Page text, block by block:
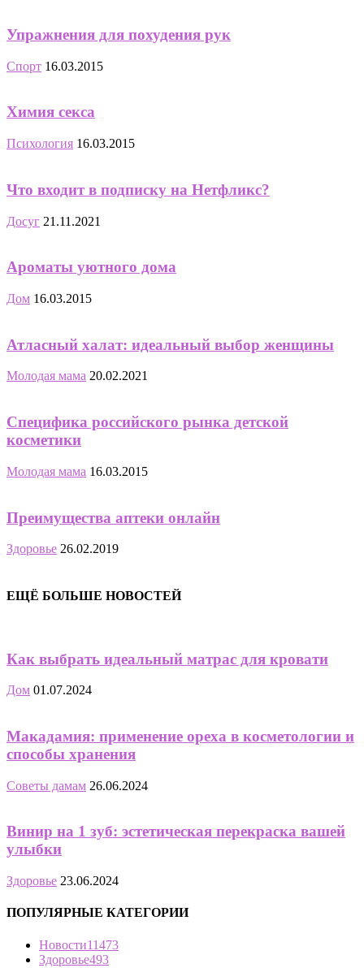
Упражнения для похудения рук
Спорт 16.03.2015
Химия секса
Психология 16.03.2015
Что входит в подписку на Нетфликс?
Досуг 21.11.2021
Ароматы уютного дома
Дом 16.03.2015
Атласный халат: идеальный выбор женщины
Молодая мама 20.02.2021
Специфика российского рынка детской
косметики
Молодая мама 16.03.2015
Преимущества аптеки онлайн
Здоровье 26.02.2019
ЕЩЁ БОЛЬШЕ НОВОСТЕЙ
Как выбрать идеальный матрас для кровати
Дом 01.07.2024
Макадамия: применение ореха в косметологии и
способы хранения
Советы дамам 26.06.2024
Винир на 1 зуб: эстетическая перекраска вашей
улыбки
Здоровье 23.06.2024
ПОПУЛЯРНЫЕ КАТЕГОРИИ
Новости11473
Здоровье493